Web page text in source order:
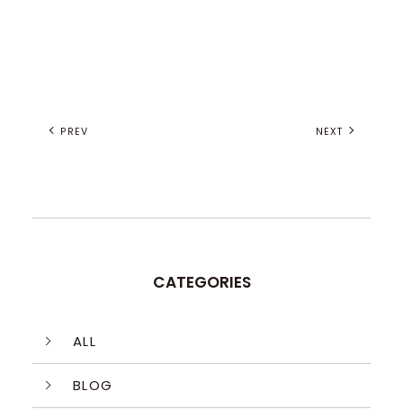
PREV NEXT
CATEGORIES
ALL
BLOG